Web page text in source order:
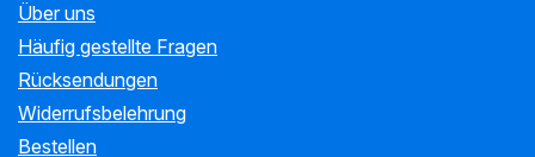
Über uns
Häufig gestellte Fragen
Rücksendungen
Widerrufsbelehrung
Bestellen